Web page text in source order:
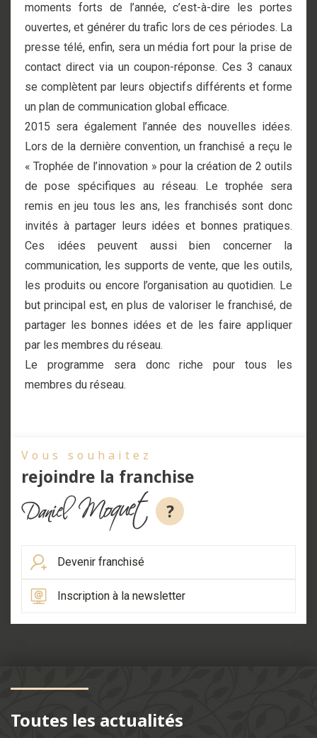
moments forts de l’année, c’est-à-dire les portes
ouvertes, et générer du trafic lors de ces périodes. La
presse télé, enfin, sera un média fort pour la prise de
contact direct via un coupon-réponse. Ces 3 canaux
se complètent par leurs objectifs différents et forme
un plan de communication global efficace.
2015 sera également l’année des nouvelles idées.
Lors de la dernière convention, un franchisé a reçu le
« Trophée de l’innovation » pour la création de 2 outils
de pose spécifiques au réseau. Le trophée sera
remis en jeu tous les ans, les franchisés sont donc
invités à partager leurs idées et bonnes pratiques.
Ces idées peuvent aussi bien concerner la
communication, les supports de vente, que les outils,
les produits ou encore l’organisation au quotidien. Le
but principal est, en plus de valoriser le franchisé, de
partager les bonnes idées et de les faire appliquer
par les membres du réseau.
Le programme sera donc riche pour tous les
membres du réseau.
Vous souhaitez
rejoindre la franchise
?
Devenir franchisé
Inscription à la newsletter
Toutes les actualités